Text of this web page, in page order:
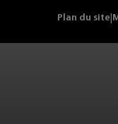
Plan du site